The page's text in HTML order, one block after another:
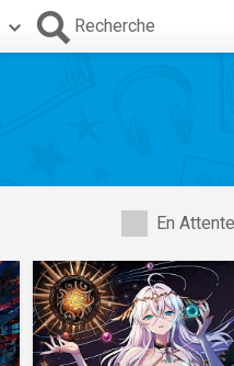
Recherche
En